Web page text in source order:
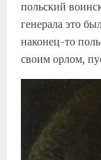
польский
генерала это
наконец-то
своим орлом,